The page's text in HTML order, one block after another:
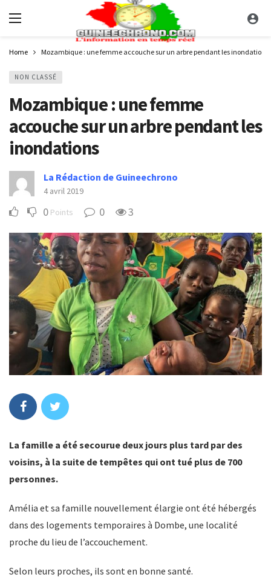
Home Mozambique : une femme accouche sur un arbre pendant les inondations
NON CLASSÉ
Mozambique : une femme
accouche sur un arbre pendant les
inondations
La Rédaction de Guineechrono
4 avril 2019
0 Points 0 3
La famille a été secourue deux jours plus tard par des
voisins, à la suite de tempêtes qui ont tué plus de 700
personnes.
Amélia et sa famille nouvellement élargie ont été hébergés
dans des logements temporaires à Dombe, une localité
proche du lieu de l’accouchement.
Selon leurs proches, ils sont en bonne santé.